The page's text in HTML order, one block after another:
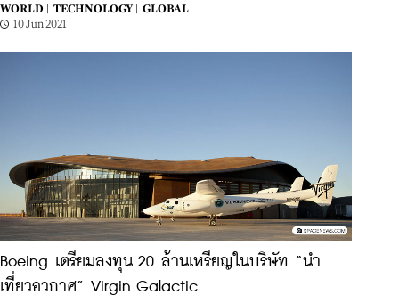
WORLD | TECHNOLOGY |
GLOBAL
10 Jun 2021
Boeing เตรียมลงทุน 20 ล้านเหรียญในบริษัท “นำ
เที่ยวอวกาศ” Virgin Galactic